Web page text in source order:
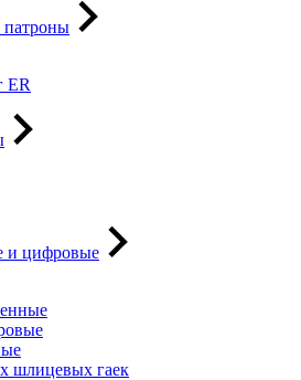
патроны
ER
и цифровые
шлицевых гаек